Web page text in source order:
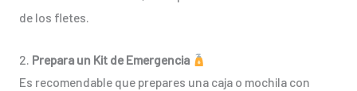
de los fletes.
2. Prepara un Kit de Emergencia
Es recomendable que prepares una caja o mochila con